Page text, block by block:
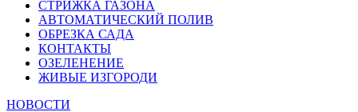
СТРИЖКА ГАЗОНА
АВТОМАТИЧЕСКИЙ ПОЛИВ
ОБРЕЗКА САДА
КОНТАКТЫ
ОЗЕЛЕНЕНИЕ
ЖИВЫЕ ИЗГОРОДИ
НОВОСТИ